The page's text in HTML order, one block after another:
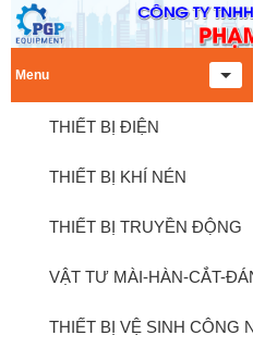
Menu
THIẾT BỊ ĐIỆN
THIẾT BỊ KHÍ NÉN
THIẾT BỊ TRUYỀN ĐỘNG
VẬT TƯ MÀI-HÀN-CẮT-
THIẾT BỊ VỆ SINH CÔNG